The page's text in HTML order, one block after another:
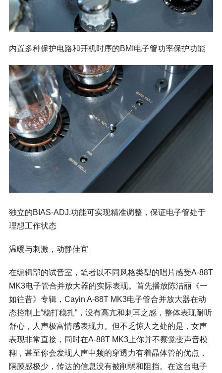
内置多种保护电路和开机时序的BMI电子管功率保护功能
独立的BIAS-ADJ.功能可实现精准调整，保证电子管处于
理想工作状态
温暖与刺激，动静佳宜
在编辑部的试音室，笔者以不同风格类型的唱片感受A-88T
MK3电子管合并放大器的实际表现。首先播放陈洁丽《一
如往昔》专辑，Cayin A-88T MK3电子管合并放大器在动
态控制上“稳打稳扎”，没有高亢和刺耳之感，整体表现耐听
舒心，人声极富情感表现力。但不乏惊人之处的是，女声
表现非常直接，同时在A-88T MK3上你并不察觉变声音模
糊，甚至你会发现人声中频的穿透力有着晶体管的优点，
隔膜感极少，传达的信息没有被削弱和阻挡。在这台电子